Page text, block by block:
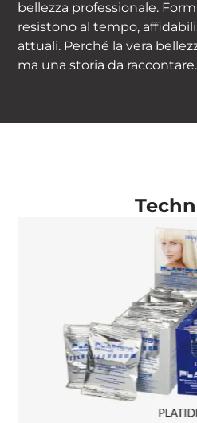
bellezza professionale.
resistono al tempo,
attuali. Perché la vera
ma una storia da raccontare.